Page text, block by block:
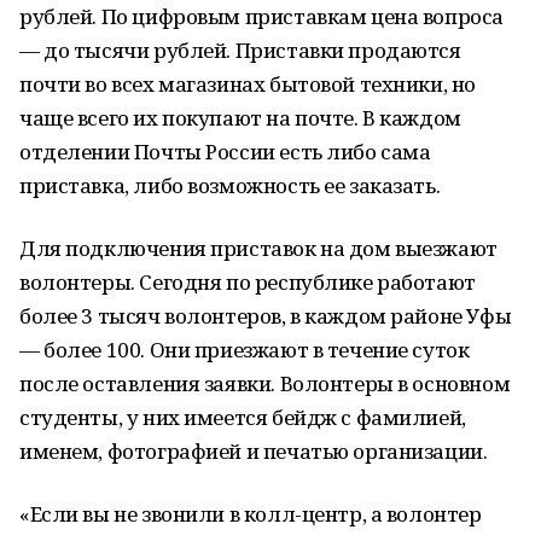
рублей. По цифровым приставкам цена вопроса
— до тысячи рублей. Приставки продаются
почти во всех магазинах бытовой техники, но
чаще всего их покупают на почте. В каждом
отделении Почты России есть либо сама
приставка, либо возможность ее заказать.
Для подключения приставок на дом выезжают
волонтеры. Сегодня по республике работают
более 3 тысяч волонтеров, в каждом районе Уфы
— более 100. Они приезжают в течение суток
после оставления заявки. Волонтеры в основном
студенты, у них имеется бейдж с фамилией,
именем, фотографией и печатью организации.
«Если вы не звонили в колл-центр, а волонтер